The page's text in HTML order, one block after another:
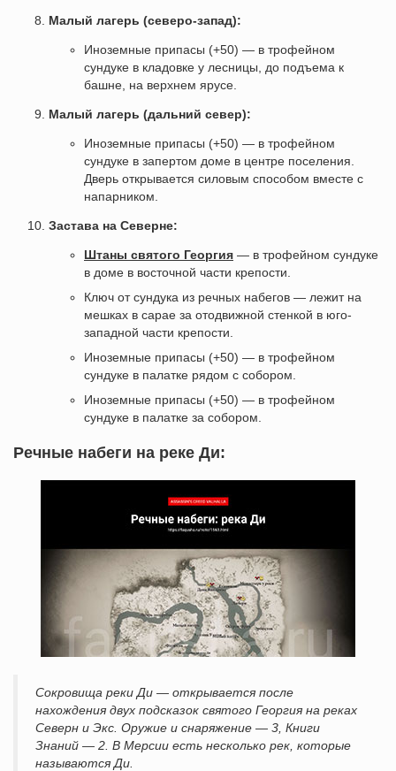
Малый лагерь (северо-запад):
Иноземные припасы (+50) — в трофейном
сундуке в кладовке у лесницы, до подъема к
башне, на верхнем ярусе.
Малый лагерь (дальний север):
Иноземные припасы (+50) — в трофейном
сундуке в запертом доме в центре поселения.
Дверь открывается силовым способом вместе с
напарником.
Застава на Северне:
Штаны святого Георгия — в трофейном сундуке
в доме в восточной части крепости.
Ключ от сундука из речных набегов — лежит на
мешках в сарае за отодвижной стенкой в юго-
западной части крепости.
Иноземные припасы (+50) — в трофейном
сундуке в палатке рядом с собором.
Иноземные припасы (+50) — в трофейном
сундуке в палатке за собором.
Речные набеги на реке Ди:
Сокровища реки Ди — открывается после
нахождения двух подсказок святого Георгия на реках
Северн и Экс. Оружие и снаряжение — 3, Книги
Знаний — 2. В Мерсии есть несколько рек, которые
называются Ди.